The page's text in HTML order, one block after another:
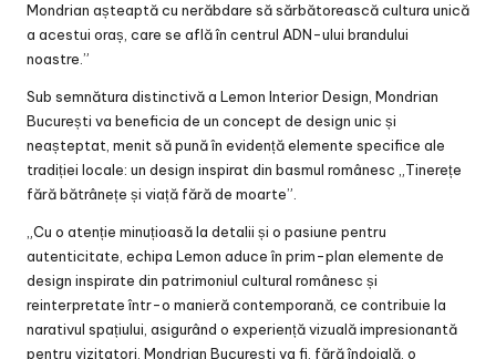
Mondrian așteaptă cu nerăbdare să sărbătorească cultura unică
a acestui oraș, care se află în centrul ADN-ului brandului
noastre.”
Sub semnătura distinctivă a Lemon Interior Design, Mondrian
București va beneficia de un concept de design unic și
neașteptat, menit să pună în evidență elemente specifice ale
tradiției locale: un design inspirat din basmul românesc „Tinerețe
fără bătrânețe și viață fără de moarte”.
„Cu o atenție minuțioasă la detalii și o pasiune pentru
autenticitate, echipa Lemon aduce în prim-plan elemente de
design inspirate din patrimoniul cultural românesc și
reinterpretate într-o manieră contemporană, ce contribuie la
narativul spațiului, asigurând o experiență vizuală impresionantă
pentru vizitatori. Mondrian București va fi, fără îndoială, o